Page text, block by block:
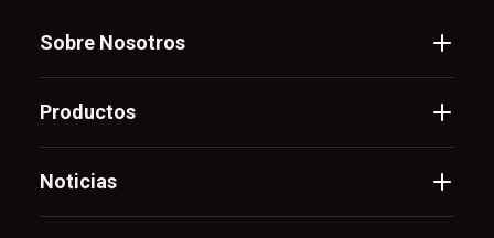
Sobre Nosotros
Productos
Noticias